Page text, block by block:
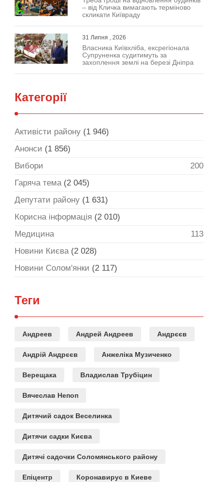
– від Кличка вимагають терміново
скликати Київраду
31 Липня , 2026
Власника Київхліба, ексрегіонала
Супруненка судитимуть за
захоплення землі на березі Дніпра
Категорії
Активісти району (1 946)
Анонси (1 856)
Вибори
200
Гаряча тема(2 045)
Депутати району (1 631)
Корисна інформація (2 010)
Медицина
113
Новини Києва(2 028)
Новини Солом'янки (2 117)
Теги
Андреев Андрей Андреев Андрєєв
Андрій Андрєєв Анжеліка Музиченко
Верещака Владислав Трубіцин
Вячеслав Непоп
Дитячий садок Веселинка
Дитячи садки Києва
Дитячі садочки Соломянського району
Епіцентр Коронавирус в Киеве